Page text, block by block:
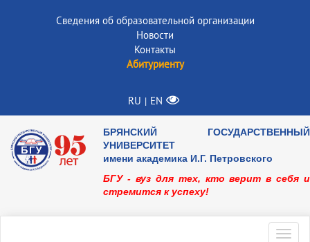
Сведения об образовательной организации
Новости
Контакты
Абитуриенту
RU | EN
БРЯНСКИЙ ГОСУДАРСТВЕННЫЙ
УНИВЕРСИТЕТ
имени академика И.Г. Петровского
БГУ - вуз для тех, кто верит в себя и
стремится к успеху!